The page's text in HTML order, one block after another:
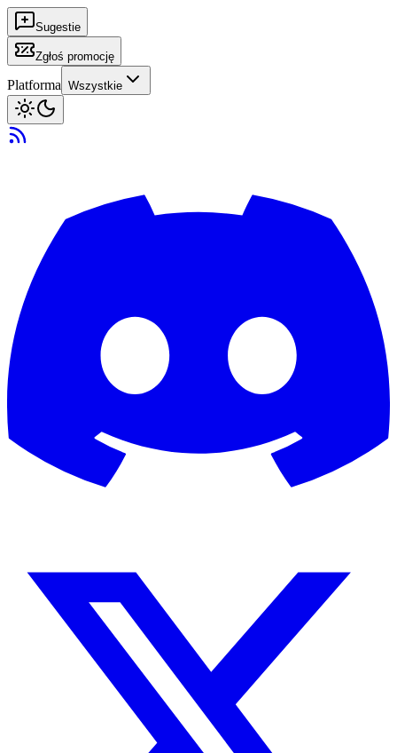
Sugestie
Zgłoś promocję
Platforma Wszystkie